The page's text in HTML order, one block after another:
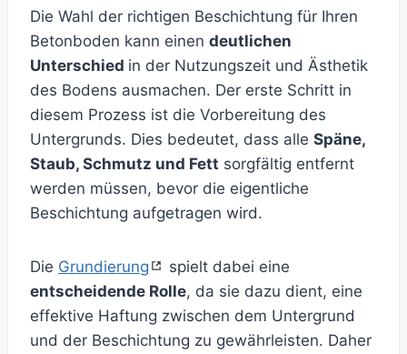
Die Wahl der richtigen Beschichtung für Ihren
Betonboden kann einen deutlichen
Unterschied in der Nutzungszeit und Ästhetik
des Bodens ausmachen. Der erste Schritt in
diesem Prozess ist die Vorbereitung des
Untergrunds. Dies bedeutet, dass alle Späne,
Staub, Schmutz und Fett sorgfältig entfernt
werden müssen, bevor die eigentliche
Beschichtung aufgetragen wird.
Die Grundierung
spielt dabei eine
entscheidende Rolle, da sie dazu dient, eine
effektive Haftung zwischen dem Untergrund
und der Beschichtung zu gewährleisten. Daher